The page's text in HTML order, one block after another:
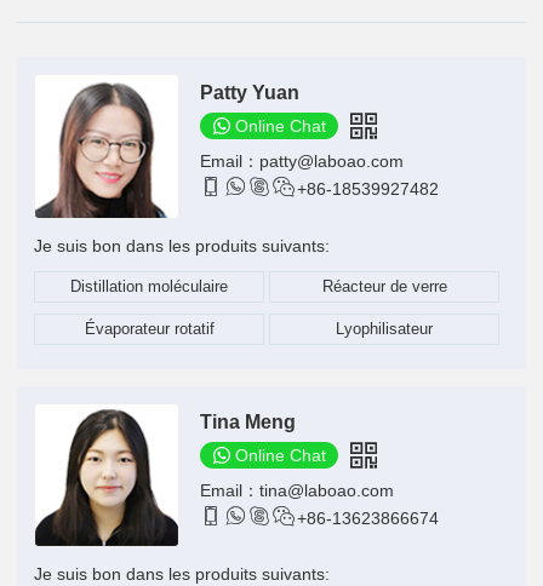
Patty Yuan
Online Chat
Email： patty@laboao.com
  +86-18539927482
Je suis bon dans les produits suivants:
Distillation moléculaire Réacteur de verre
Évaporateur rotatif Lyophilisateur
Tina Meng
Online Chat
Email：tina@laboao.com
  +86-13623866674
Je suis bon dans les produits suivants: